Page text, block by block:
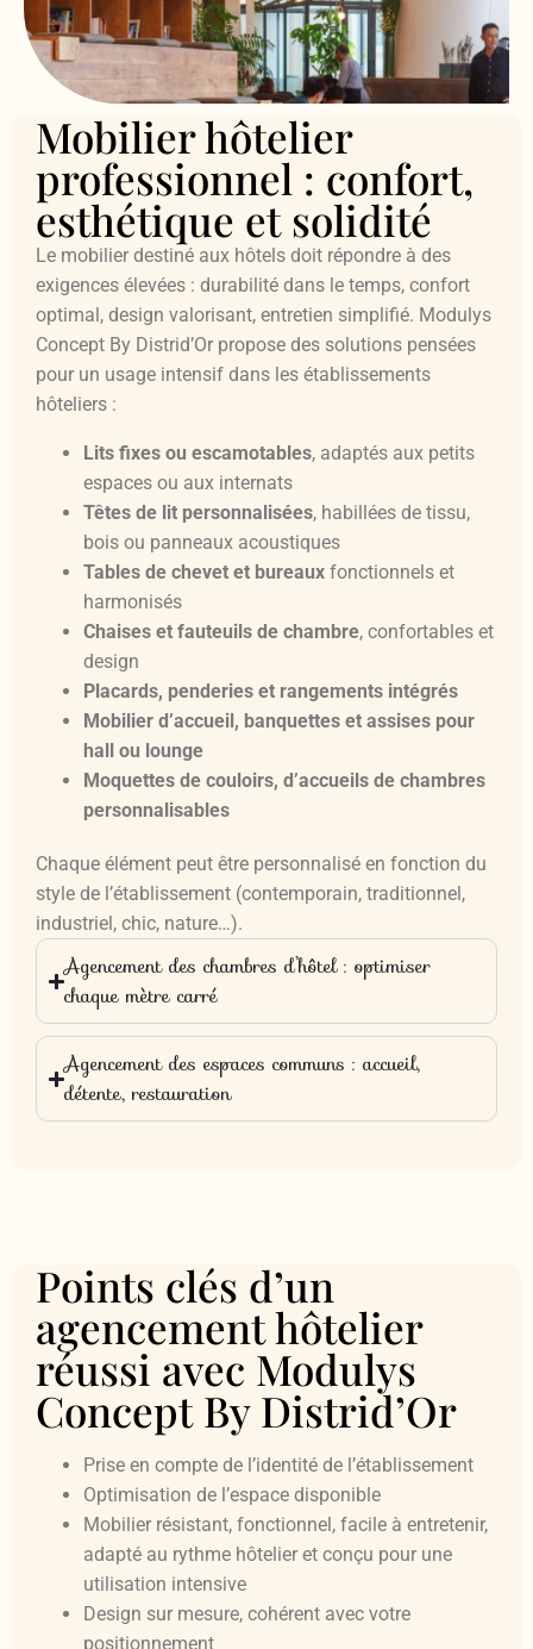
Fermer
Fermer
Mobilier hôtelier
professionnel : confort,
esthétique et solidité
Le mobilier destiné aux hôtels doit répondre à des
exigences élevées : durabilité dans le temps, confort
optimal, design valorisant, entretien simplifié. Modulys
Concept By Distrid’Or propose des solutions pensées
pour un usage intensif dans les établissements
hôteliers :
Lits fixes ou escamotables, adaptés aux petits
espaces ou aux internats
Têtes de lit personnalisées, habillées de tissu,
bois ou panneaux acoustiques
Tables de chevet et bureaux fonctionnels et
harmonisés
Chaises et fauteuils de chambre, confortables et
design
Placards, penderies et rangements intégrés
Mobilier d’accueil, banquettes et assises pour
hall ou lounge
Moquettes de couloirs, d’accueils de chambres
personnalisables
Chaque élément peut être personnalisé en fonction du
style de l’établissement (contemporain, traditionnel,
industriel, chic, nature…).
Agencement des chambres d’hôtel : optimiser
chaque mètre carré
Agencement des espaces communs : accueil,
détente, restauration
Points clés d’un
agencement hôtelier
réussi avec Modulys
Concept By Distrid’Or
Prise en compte de l’identité de l’établissement
Optimisation de l’espace disponible
Mobilier résistant, fonctionnel, facile à entretenir,
adapté au rythme hôtelier et conçu pour une
utilisation intensive
Design sur mesure, cohérent avec votre
positionnement